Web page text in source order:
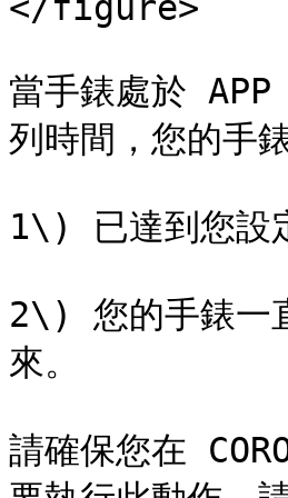
當手錶處於 APP
列時間，您的手
1\) 已達到您設
2\) 您的手錶一
來。
請確保您在